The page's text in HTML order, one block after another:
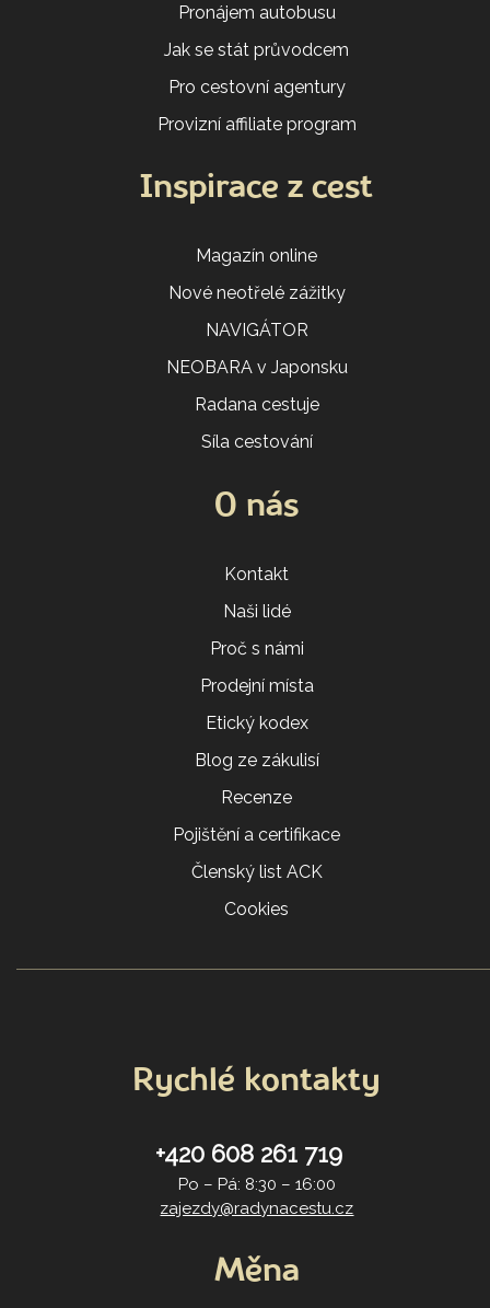
Pronájem autobusu
Jak se stát průvodcem
Pro cestovní agentury
Provizní affiliate program
Inspirace z cest
Magazín online
Nové neotřelé zážitky
NAVIGÁTOR
NEOBARA v Japonsku
Radana cestuje
Síla cestování
O nás
Kontakt
Naši lidé
Proč s námi
Prodejní místa
Etický kodex
Blog ze zákulisí
Recenze
Pojištění a certifikace
Členský list ACK
Cookies
Rychlé kontakty
+420 608 261 719
Po – Pá: 8:30 – 16:00
zajezdy@radynacestu.cz
Měna